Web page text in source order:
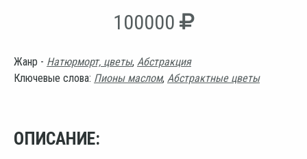
100000
Жанр - Натюрморт, цветы, Абстракция
Ключевые слова: Пионы маслом, Абстрактные цветы
ОПИСАНИЕ: